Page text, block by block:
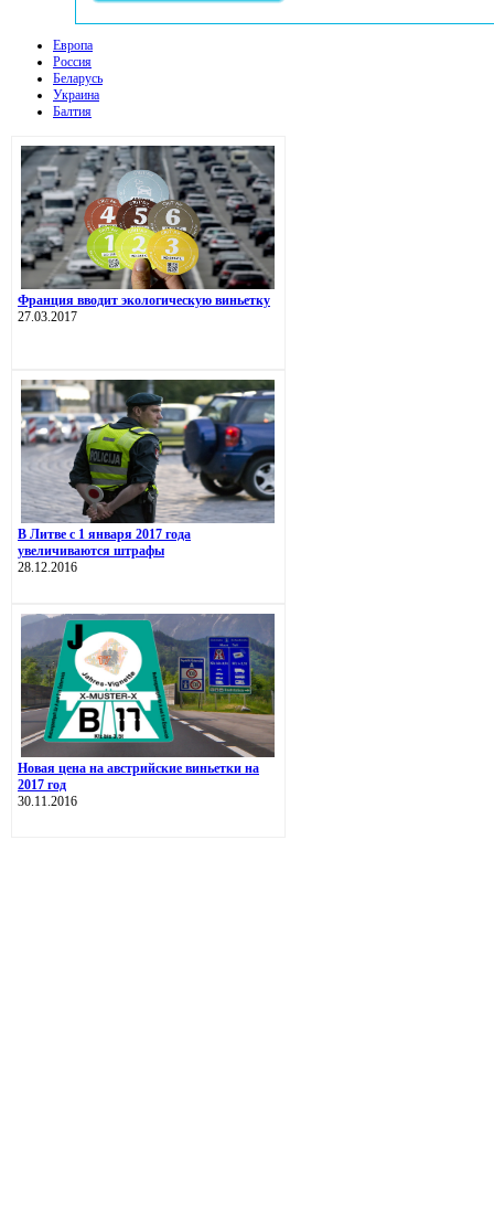
Европа
Россия
Беларусь
Украина
Балтия
Франция вводит экологическую виньетку
27.03.2017
В Литве с 1 января 2017 года
увеличиваются штрафы
28.12.2016
Новая цена на австрийские виньетки на
2017 год
30.11.2016